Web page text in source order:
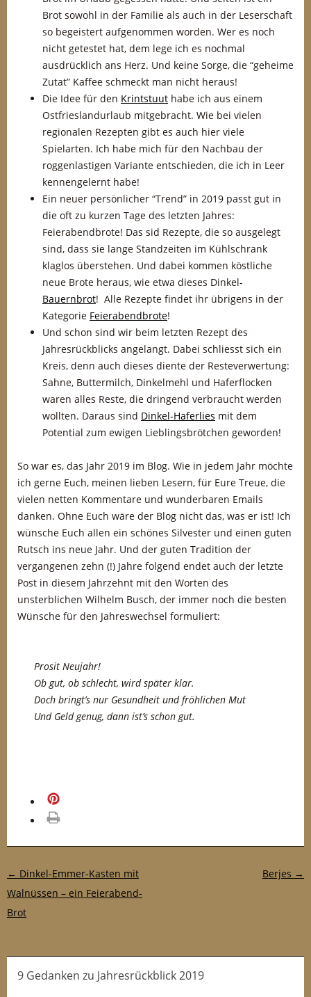
Brot sowohl in der Familie als auch in der Leserschaft
so begeistert aufgenommen worden. Wer es noch
nicht getestet hat, dem lege ich es nochmal
ausdrücklich ans Herz. Und keine Sorge, die “geheime
Zutat” Kaffee schmeckt man nicht heraus!
Die Idee für den Krintstuut habe ich aus einem
Ostfrieslandurlaub mitgebracht. Wie bei vielen
regionalen Rezepten gibt es auch hier viele
Spielarten. Ich habe mich für den Nachbau der
roggenlastigen Variante entschieden, die ich in Leer
kennengelernt habe!
Ein neuer persönlicher “Trend” in 2019 passt gut in
die oft zu kurzen Tage des letzten Jahres:
Feierabendbrote! Das sid Rezepte, die so ausgelegt
sind, dass sie lange Standzeiten im Kühlschrank
klaglos überstehen. Und dabei kommen köstliche
neue Brote heraus, wie etwa dieses Dinkel-
Bauernbrot! Alle Rezepte findet ihr übrigens in der
Kategorie Feierabendbrote!
Und schon sind wir beim letzten Rezept des
Jahresrückblicks angelangt. Dabei schliesst sich ein
Kreis, denn auch dieses diente der Resteverwertung:
Sahne, Buttermilch, Dinkelmehl und Haferflocken
waren alles Reste, die dringend verbraucht werden
wollten. Daraus sind Dinkel-Haferlies mit dem
Potential zum ewigen Lieblingsbrötchen geworden!
So war es, das Jahr 2019 im Blog. Wie in jedem Jahr möchte
ich gerne Euch, meinen lieben Lesern, für Eure Treue, die
vielen netten Kommentare und wunderbaren Emails
danken. Ohne Euch wäre der Blog nicht das, was er ist! Ich
wünsche Euch allen ein schönes Silvester und einen guten
Rutsch ins neue Jahr. Und der guten Tradition der
vergangenen zehn (!) Jahre folgend endet auch der letzte
Post in diesem Jahrzehnt mit den Worten des
unsterblichen Wilhelm Busch, der immer noch die besten
Wünsche für den Jahreswechsel formuliert:
Prosit Neujahr!
Ob gut, ob schlecht, wird später klar.
Doch bringt’s nur Gesundheit und fröhlichen Mut
Und Geld genug, dann ist’s schon gut.
Post-Navigation
← Dinkel-Emmer-Kasten mit
Walnüssen – ein Feierabend-
Brot
Berjes →
9 Gedanken zu Jahresrückblick 2019